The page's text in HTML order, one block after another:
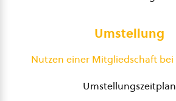
Umstellung
Nutzen einer Mitgliedschaft bei
Umstellungszeitplan